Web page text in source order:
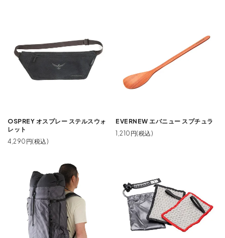
OSPREY オスプレー ステルスウォ
レット
4,290円(税込)
EVERNEW エバニュー スプチュラ
1,210円(税込)